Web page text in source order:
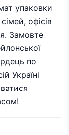
упаковки
офісів
Замовте
по
Україні